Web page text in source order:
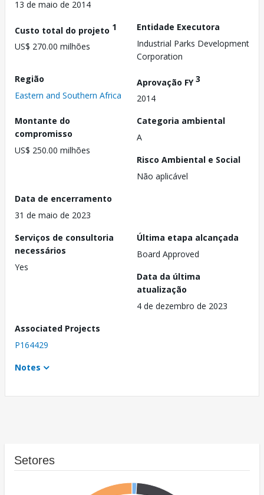
13 de maio de 2014
Custo total do projeto 1
US$ 270.00 milhões
Entidade Executora
Industrial Parks Development
Corporation
Região
Eastern and Southern Africa
Aprovação FY3
2014
Montante do
compromisso
US$ 250.00 milhões
Categoria ambiental
A
Risco Ambiental e Social
Não aplicável
Data de encerramento
31 de maio de 2023
Serviços de consultoria
necessários
Yes
Última etapa alcançada
Board Approved
Data da última
atualização
4 de dezembro de 2023
Associated Projects
P164429
Notes
Setores